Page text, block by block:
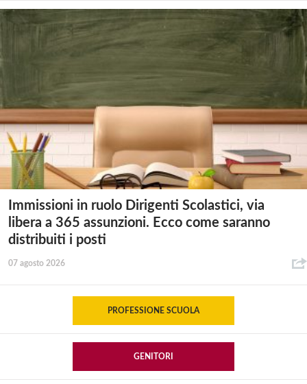
Immissioni in ruolo Dirigenti Scolastici, via
libera a 365 assunzioni. Ecco come saranno
distribuiti i posti
07 agosto 2026
PROFESSIONE SCUOLA
GENITORI